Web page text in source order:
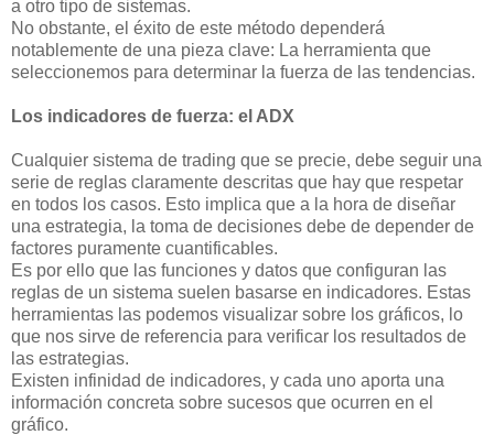
a otro tipo de sistemas.
No obstante, el éxito de este método dependerá
notablemente de una pieza clave: La herramienta que
seleccionemos para determinar la fuerza de las tendencias.
Los indicadores de fuerza: el ADX
Cualquier sistema de trading que se precie, debe seguir una
serie de reglas claramente descritas que hay que respetar
en todos los casos. Esto implica que a la hora de diseñar
una estrategia, la toma de decisiones debe de depender de
factores puramente cuantificables.
Es por ello que las funciones y datos que configuran las
reglas de un sistema suelen basarse en indicadores. Estas
herramientas las podemos visualizar sobre los gráficos, lo
que nos sirve de referencia para verificar los resultados de
las estrategias.
Existen infinidad de indicadores, y cada uno aporta una
información concreta sobre sucesos que ocurren en el
gráfico.